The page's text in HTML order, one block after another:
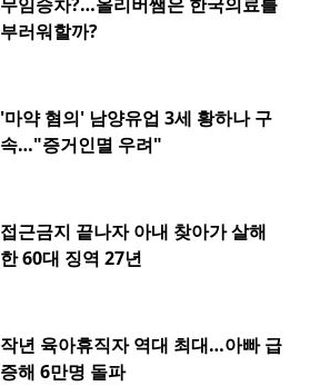
무임승차?…올리버쌤은 한국의료를
부러워할까?
'마약 혐의' 남양유업 3세 황하나 구
속…"증거인멸 우려"
접근금지 끝나자 아내 찾아가 살해
한 60대 징역 27년
작년 육아휴직자 역대 최대…아빠 급
증해 6만명 돌파